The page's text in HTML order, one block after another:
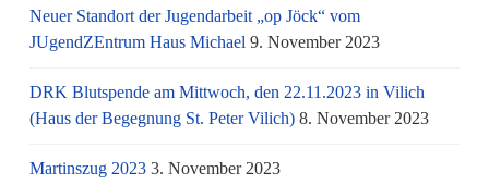
Neuer Standort der Jugendarbeit „op Jöck“ vom
JUgendZEntrum Haus Michael 9. November 2023
DRK Blutspende am Mittwoch, den 22.11.2023 in Vilich
(Haus der Begegnung St. Peter Vilich) 8. November 2023
Martinszug 2023 3. November 2023